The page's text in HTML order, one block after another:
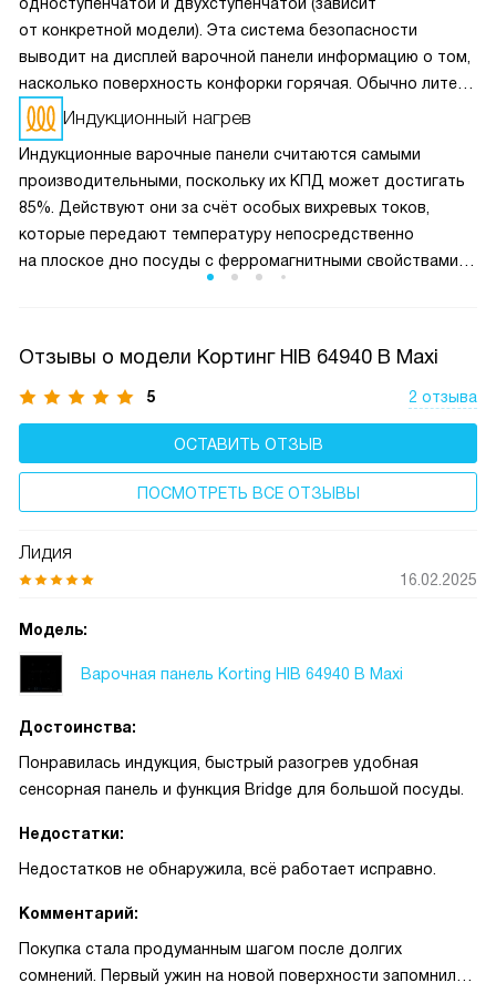
от конкретной модели). Эта система безопасности
выводит на дисплей варочной панели информацию о том,
насколько поверхность конфорки горячая. Обычно литера
«H» означает очень высокую температуру, а «h» — чуть
ниже. Но, тем не менее, риск получить ожог остаётся.
Индукционный нагрев
Индукционные варочные панели считаются самыми
производительными, поскольку их КПД может достигать
85%. Действуют они за счёт особых вихревых токов,
которые передают температуру непосредственно
на плоское дно посуды с ферромагнитными свойствами,
Отзывы о модели Кортинг HIB 64940 B Maxi
5 2 отзыва
ОСТАВИТЬ ОТЗЫВ
ПОСМОТРЕТЬ ВСЕ ОТЗЫВЫ
Лидия
16.02.2025
Модель:
Варочная панель Korting HIB 64940 B Maxi
Достоинства:
Понравилась индукция, быстрый разогрев удобная
сенсорная панель и функция Bridge для большой посуды.
Недостатки:
Недостатков не обнаружила, всё работает исправно.
Комментарий:
Покупка стала продуманным шагом после долгих
сомнений. Первый ужин на новой поверхности запомнился: